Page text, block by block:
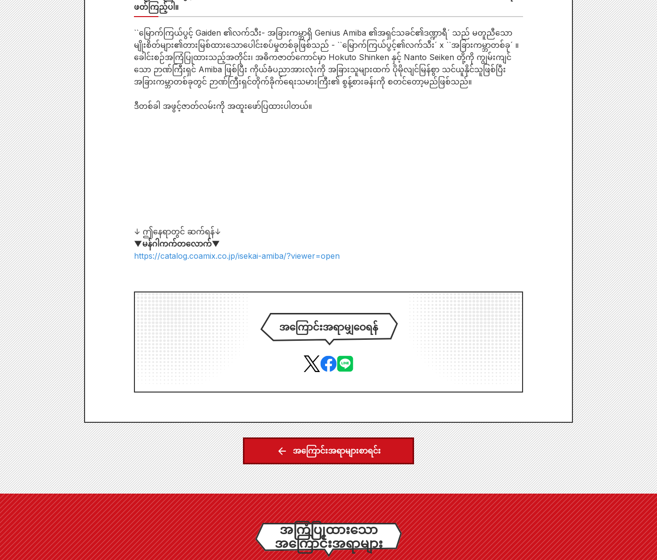
ဖတ်ကြည့်ပါ။
``မြောက်ကြယ်ပွင့် Gaiden ၏လက်သီး- အခြားကမ္ဘာရှိ Genius Amiba ၏အရှင်သခင်၏ဒဏ္ဍာရီ´ သည် မတူညီသော
မျိုးစိတ်များ၏တားမြစ်ထားသောပေါင်းစပ်မှုတစ်ခုဖြစ်သည် - ``မြောက်ကြယ်ပွင့်၏လက်သီး´ x ``အခြားကမ္ဘာတစ်ခု´ ။
ခေါင်းစဉ်အကြံပြုထားသည့်အတိုင်း၊ အဓိကဇာတ်ကောင်မှာ Hokuto Shinken နှင့် Nanto Seiken တို့ကို ကျွမ်းကျင်
သော ဉာဏ်ကြီးရှင် Amiba ဖြစ်ပြီး ကိုယ်ခံပညာအားလုံးကို အခြားသူများထက် ပိုမိုလျင်မြန်စွာ သင်ယူနိုင်သူဖြစ်ပြီး
အခြားကမ္ဘာတစ်ခုတွင် ဉာဏ်ကြီးရှင်တိုက်ခိုက်ရေးသမားကြီး၏ စွန့်စားခန်းကို စတင်တော့မည်ဖြစ်သည်။
ဒီတစ်​ခါ အဖွင့်​ဇာတ်​လမ်းကို အထူး​ဖော်​ပြထားပါတယ်​။
↓ ဤနေရာတွင် ဆက်ရန်↓
▼မန်ဂါကက်တလောက်▼
https://catalog.coamix.co.jp/isekai-amiba/?viewer=open
အကြောင်းအရာမျှဝေရန်
အကြောင်းအရာများစာရင်း
အကြံပြုထားသော
အကြောင်းအရာများ